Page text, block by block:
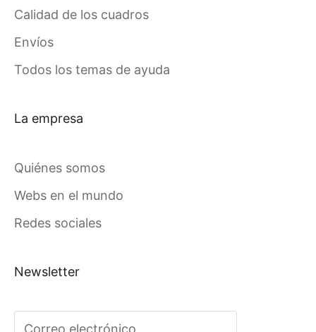
Calidad de los cuadros
Envíos
Todos los temas de ayuda
La empresa
Quiénes somos
Webs en el mundo
Redes sociales
Newsletter